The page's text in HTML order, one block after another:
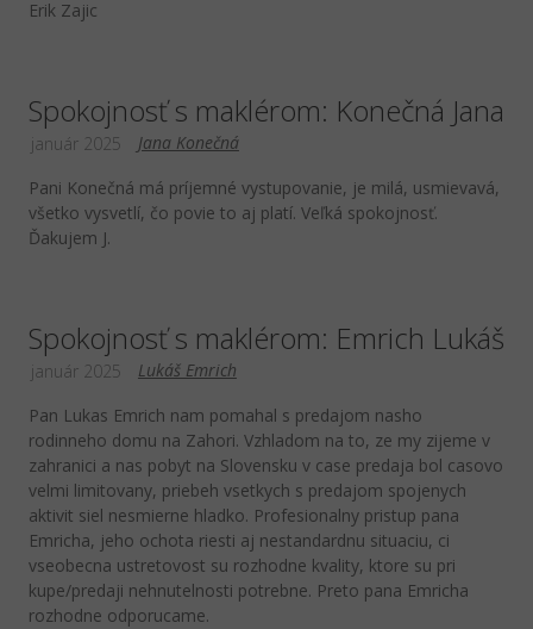
Erik Zajic
Spokojnosť s maklérom: Konečná Jana
Jana Konečná
január 2025
Pani Konečná má príjemné vystupovanie, je milá, usmievavá,
všetko vysvetlí, čo povie to aj platí. Veľká spokojnosť.
Ďakujem J.
Spokojnosť s maklérom: Emrich Lukáš
Lukáš Emrich
január 2025
Pan Lukas Emrich nam pomahal s predajom nasho
rodinneho domu na Zahori. Vzhladom na to, ze my zijeme v
zahranici a nas pobyt na Slovensku v case predaja bol casovo
velmi limitovany, priebeh vsetkych s predajom spojenych
aktivit siel nesmierne hladko. Profesionalny pristup pana
Emricha, jeho ochota riesti aj nestandardnu situaciu, ci
vseobecna ustretovost su rozhodne kvality, ktore su pri
kupe/predaji nehnutelnosti potrebne. Preto pana Emricha
rozhodne odporucame.